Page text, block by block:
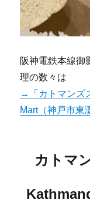
阪神電鉄本線御
理の数々は
→「カトマンズ
Mart（神戸市東
カトマ